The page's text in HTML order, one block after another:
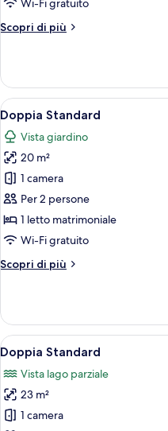
Wi-Fi gratuito
Scopri di più
Altri
Economy
Apri
tutte
le
foto
per
Doppia
Standard
4
Doppia Standard
Vista giardino
20 m²
1 camera
Per 2 persone
1 letto matrimoniale
Wi-Fi gratuito
Scopri di più
Altri
Standard
Apri
tutte
le
foto
per
3
Doppia Standard
Vista lago parziale
23 m²
1 camera